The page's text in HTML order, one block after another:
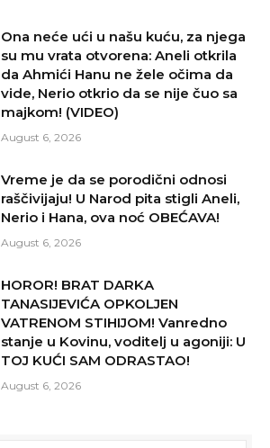
Ona neće ući u našu kuću, za njega
su mu vrata otvorena: Aneli otkrila
da Ahmići Hanu ne žele očima da
vide, Nerio otkrio da se nije čuo sa
majkom! (VIDEO)
August 6, 2026
Vreme je da se porodični odnosi
raščivijaju! U Narod pita stigli Aneli,
Nerio i Hana, ova noć OBEĆAVA!
August 6, 2026
HOROR! BRAT DARKA
TANASIJEVIĆA OPKOLJEN
VATRENOM STIHIJOM! Vanredno
stanje u Kovinu, voditelj u agoniji: U
TOJ KUĆI SAM ODRASTAO!
August 6, 2026